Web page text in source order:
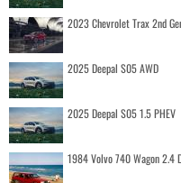
2023 Chevrolet Trax 2nd
2025 Deepal S05 AWD
2025 Deepal S05 1.5 PHEV
1984 Volvo 740 Wagon 2.4